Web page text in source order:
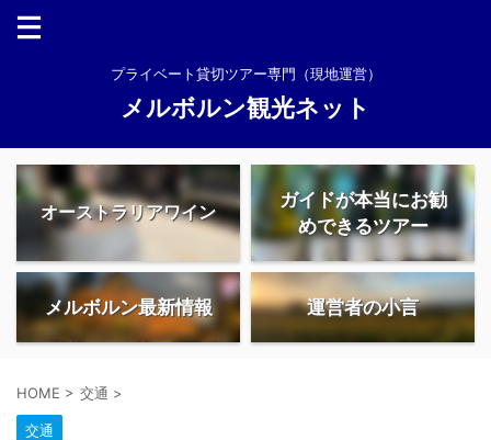
プライベート貸切ツアー専門（現地運営）
メルボルン観光ネット
オーストラリアワイン
ガイドが本当にお勧
めできるツアー
メルボルン最新情報 運営者の小言
HOME > 交通 >
交通